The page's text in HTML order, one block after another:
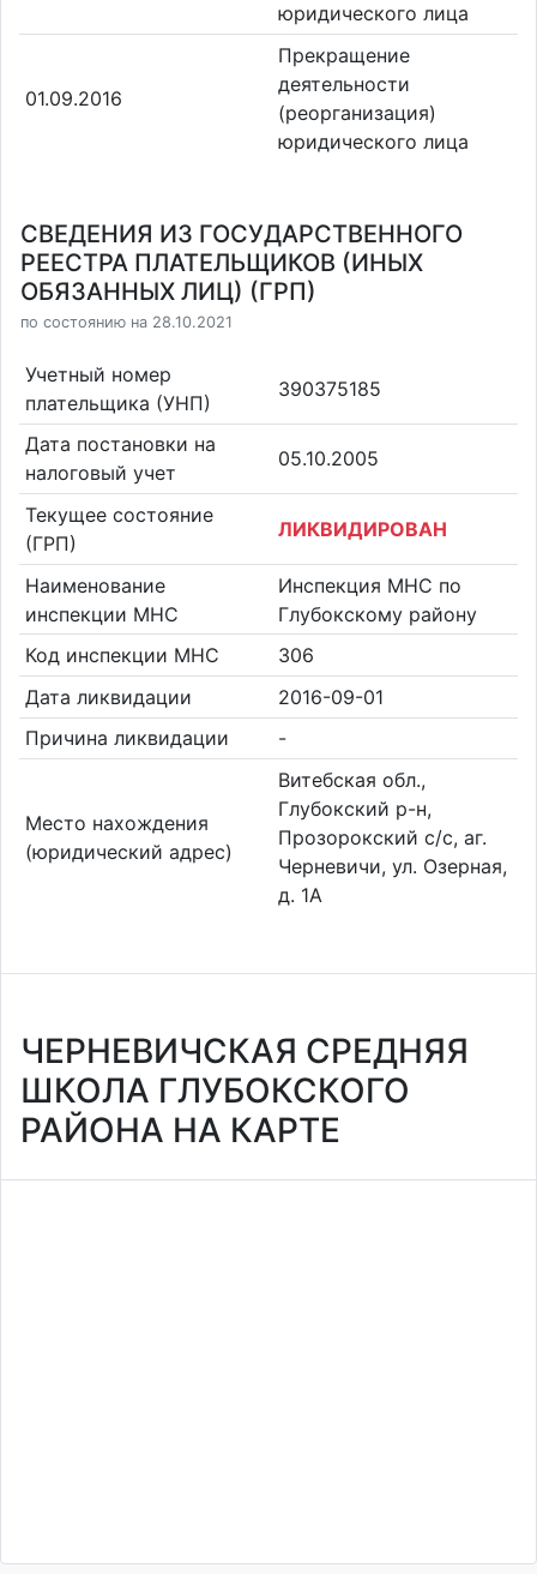
юридического лица
01.09.2016
Прекращение
деятельности
(реорганизация)
юридического лица
СВЕДЕНИЯ ИЗ ГОСУДАРСТВЕННОГО
РЕЕСТРА ПЛАТЕЛЬЩИКОВ (ИНЫХ
ОБЯЗАННЫХ ЛИЦ) (ГРП)
по состоянию на 28.10.2021
Учетный номер
плательщика (УНП)
390375185
Дата постановки на
налоговый учет
05.10.2005
Текущее состояние
(ГРП)
ЛИКВИДИРОВАН
Наименование
инспекции МНС
Инспекция МНС по
Глубокскому району
Код инспекции МНС
306
Дата ликвидации
2016-09-01
Причина ликвидации
-
Место нахождения
(юридический адрес)
Витебская обл.,
Глубокский р-н,
Прозорокский с/с, аг.
Черневичи, ул. Озерная,
д. 1А
ЧЕРНЕВИЧСКАЯ СРЕДНЯЯ
ШКОЛА ГЛУБОКСКОГО
РАЙОНА НА КАРТЕ